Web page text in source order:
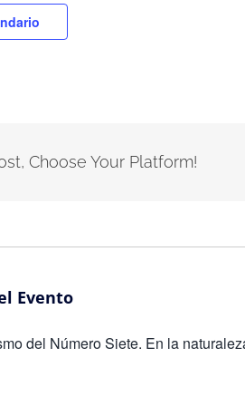
Choose Your Platform!
Evento
del Número Siete. En la